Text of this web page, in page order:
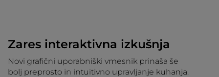
Zares interaktivna izkušnja
Novi grafični uporabniški vmesnik prinaša še
bolj preprosto in intuitivno upravljanje kuhanja.